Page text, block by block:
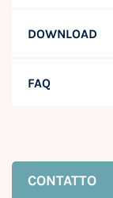
DOWNLOAD
FAQ
CONTATTO